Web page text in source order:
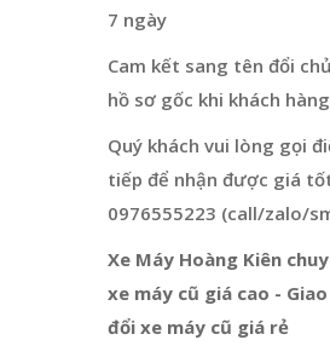
7 ngày
Cam kết sang tên đổi
hồ sơ gốc khi khách
Quý khách vui lòng gọi
tiếp để nhận được giá
0976555223 (call/zalo/
Xe Máy Hoàng Kiên
xe máy cũ giá cao -
đổi xe máy cũ giá rẻ